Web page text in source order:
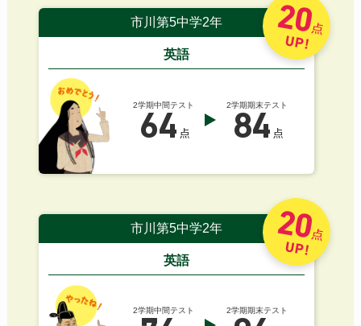
市川第5中学2年
英語
2学期中間テスト
64 点
2学期期末テスト
84 点
20点
UP!
市川第5中学2年
英語
2学期中間テスト 2学期期末テスト
20点
UP!